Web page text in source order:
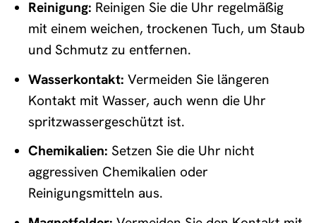
Reinigung: Reinigen Sie die Uhr regelmäßig
mit einem weichen, trockenen Tuch, um Staub
und Schmutz zu entfernen.
Wasserkontakt: Vermeiden Sie längeren
Kontakt mit Wasser, auch wenn die Uhr
spritzwassergeschützt ist.
Chemikalien: Setzen Sie die Uhr nicht
aggressiven Chemikalien oder
Reinigungsmitteln aus.